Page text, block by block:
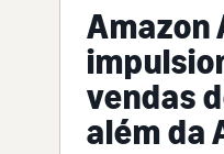
Amazon
vendas
além da